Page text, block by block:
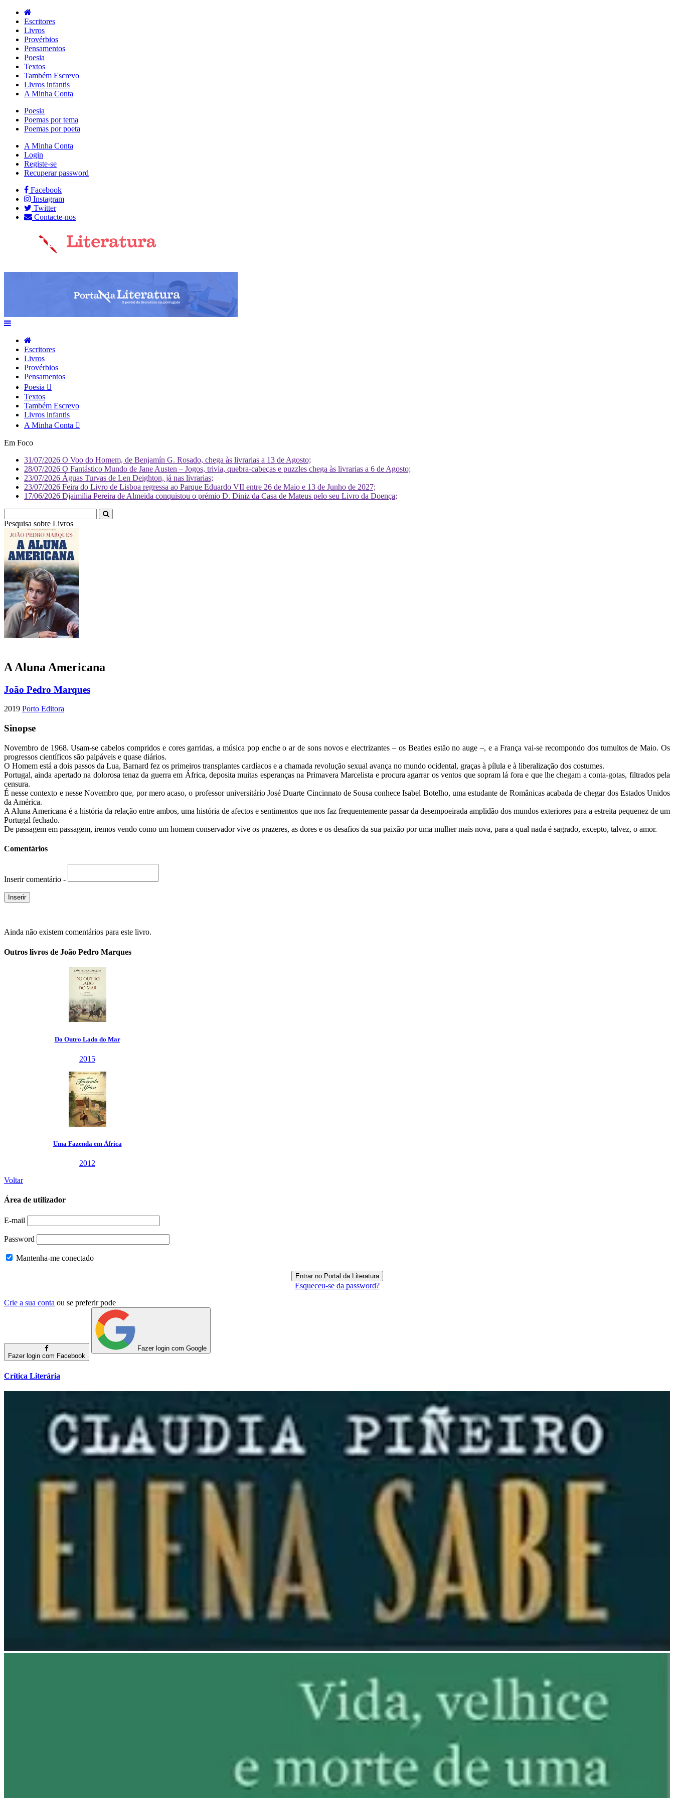
Escritores
Livros
Provérbios
Pensamentos
Poesia
Textos
Também Escrevo
Livros infantis
A Minha Conta
Poesia
Poemas por tema
Poemas por poeta
A Minha Conta
Login
Registe-se
Recuperar password
Facebook
Instagram
Twitter
Contacte-nos
Escritores
Livros
Provérbios
Pensamentos
Poesia
Textos
Também Escrevo
Livros infantis
A Minha Conta
Em Foco
31/07/2026 O Voo do Homem, de Benjamín G. Rosado, chega às livrarias a 13 de Agosto;
28/07/2026 O Fantástico Mundo de Jane Austen – Jogos, trivia, quebra-cabeças e puzzles chega às livrarias a 6 de Agosto;
23/07/2026 Águas Turvas de Len Deighton, já nas livrarias;
23/07/2026 Feira do Livro de Lisboa regressa ao Parque Eduardo VII entre 26 de Maio e 13 de Junho de 2027;
17/06/2026 Djaimilia Pereira de Almeida conquistou o prémio D. Diniz da Casa de Mateus pelo seu Livro da Doença;
Pesquisa sobre L
A Aluna Americana
João Pedro Marques
2019 Porto Editora
Sinopse
Novembro de 1968. Usam-se cabelos compridos e cores garridas, a música pop enche o ar de sons novos e electrizantes – os Beatles estão no auge –, e a França vai-se recompondo dos tumultos de Maio. Os
progressos científicos são palpáveis e quase diários.
O Homem está a dois passos da Lua, Barnard fez os primeiros transplantes cardíacos e a chamada revolução sexual avança no mundo ocidental, graças à pílula e à liberalização dos costumes.
Portugal, ainda apertado na dolorosa tenaz da guerra em África, deposita muitas esperanças na Primavera Marcelista e procura agarrar os ventos que sopram lá fora e que lhe chegam a conta-gotas, filtrados pela
censura.
É nesse contexto e nesse Novembro que, por mero acaso, o professor universitário José Duarte Cincinnato de Sousa conhece Isabel Botelho, uma estudante de Românicas acabada de chegar dos Estados Unidos
da América.
A Aluna Americana é a história da relação entre ambos, uma história de afectos e sentimentos que nos faz frequentemente passar da desempoeirada amplidão dos mundos exteriores para a estreita pequenez de um
Portugal fechado.
De passagem em passagem, iremos vendo como um homem conservador vive os prazeres, as dores e os desafios da sua paixão por uma mulher mais nova, para a qual nada é sagrado, excepto, talvez, o amor.
Comentários
Inserir comentário -
Ainda não existem comentários para este livro.
Outros livros de João Pedro Marques
Do Outro Lado do Mar
2015
Uma Fazenda em África
2012
Voltar
Área de utilizador
E-mail
Password
Mantenha-me conectado
Esqueceu-se da password?
Crie a sua conta ou se preferir pode
Fazer login com Facebook
Fazer login com Google
Crítica Literária